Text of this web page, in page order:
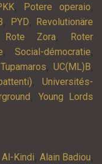
, Potere operaio,
, PYD, Revolutionäre
Rote Zora, Roter
, Social-démocratie,
Tupamaros, UC(ML)B,
,Universités-
,Young Lords
Al-Kindi, Alain Badiou,